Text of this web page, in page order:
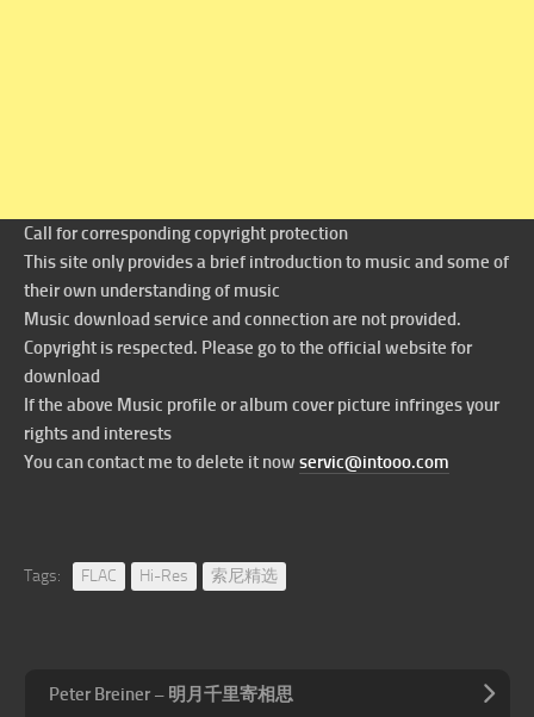
Call for corresponding copyright protection
This site only provides a brief introduction to music and some of
their own understanding of music
Music download service and connection are not provided.
Copyright is respected. Please go to the official website for
download
If the above Music profile or album cover picture infringes your
rights and interests
You can contact me to delete it now servic@intooo.com
Tags: FLAC Hi-Res 索尼精选
Peter Breiner – 明月千里寄相思